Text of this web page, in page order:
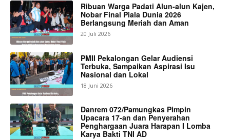
Ribuan Warga Padati Alun-alun Kajen,
Nobar Final Piala Dunia 2026
Berlangsung Meriah dan Aman
20 Juli 2026
PMII Pekalongan Gelar Audiensi
Terbuka, Sampaikan Aspirasi Isu
Nasional dan Lokal
18 Juni 2026
Danrem 072/Pamungkas Pimpin
Upacara 17-an dan Penyerahan
Penghargaan Juara Harapan I Lomba
Karya Bakti TNI AD